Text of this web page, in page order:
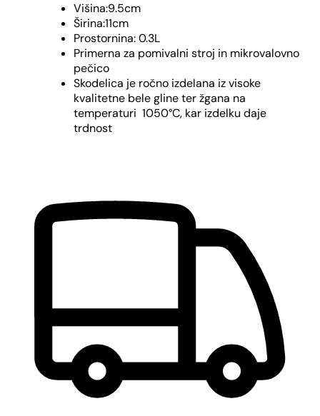
Višina:9.5cm
Širina:11cm
Prostornina: 0.3L
Primerna za pomivalni stroj in mikrovalovno
pečico
Skodelica je ročno izdelana iz visoke
kvalitetne bele gline ter žgana na
temperaturi 1050°C, kar izdelku daje
trdnost